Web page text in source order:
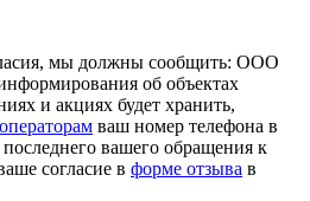
мы должны сообщить: ООО
об объектах
и акциях будет хранить,
операторам ваш номер телефона в
вашего обращения к
согласие в форме отзыва в